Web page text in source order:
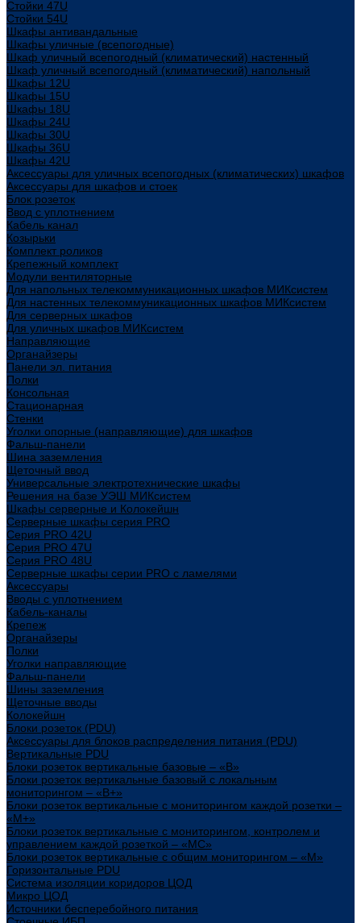
Стойки 47U
Стойки 54U
Шкафы антивандальные
Шкафы уличные (всепогодные)
Шкаф уличный всепогодный (климатический) настенный
Шкаф уличный всепогодный (климатический) напольный
Шкафы 12U
Шкафы 15U
Шкафы 18U
Шкафы 24U
Шкафы 30U
Шкафы 36U
Шкафы 42U
Аксессуары для уличных всепогодных (климатических) шкафов
Аксессуары для шкафов и стоек
Блок розеток
Ввод с уплотнением
Кабель канал
Козырьки
Комплект роликов
Крепежный комплект
Модули вентиляторные
Для напольных телекоммуникационных шкафов МИКсистем
Для настенных телекоммуникационных шкафов МИКсистем
Для серверных шкафов
Для уличных шкафов МИКсистем
Направляющие
Органайзеры
Панели эл. питания
Полки
Консольная
Стационарная
Стенки
Уголки опорные (направляющие) для шкафов
Фальш-панели
Шина заземления
Щеточный ввод
Универсальные электротехнические шкафы
Решения на базе УЭШ МИКсистем
Шкафы серверные и Колокейшн
Серверные шкафы серия PRO
Серия PRO 42U
Серия PRO 47U
Серия PRO 48U
Серверные шкафы серии PRO с ламелями
Аксессуары
Вводы с уплотнением
Кабель-каналы
Крепеж
Органайзеры
Полки
Уголки направляющие
Фальш-панели
Шины заземления
Щеточные вводы
Колокейшн
Блоки розеток (PDU)
Аксессуары для блоков распределения питания (PDU)
Вертикальные PDU
Блоки розеток вертикальные базовые – «В»
Блоки розеток вертикальные базовый с локальным
мониторингом – «В+»
Блоки розеток вертикальные с мониторингом каждой розетки –
«М+»
Блоки розеток вертикальные с мониторингом, контролем и
управлением каждой розеткой – «МС»
Блоки розеток вертикальные с общим мониторингом – «М»
Горизонтальные PDU
Система изоляции коридоров ЦОД
Микро ЦОД
Источники бесперебойного питания